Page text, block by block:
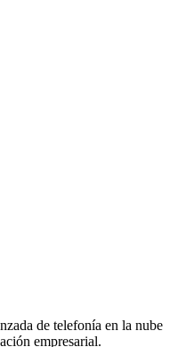
de telefonía en la nube
empresarial.